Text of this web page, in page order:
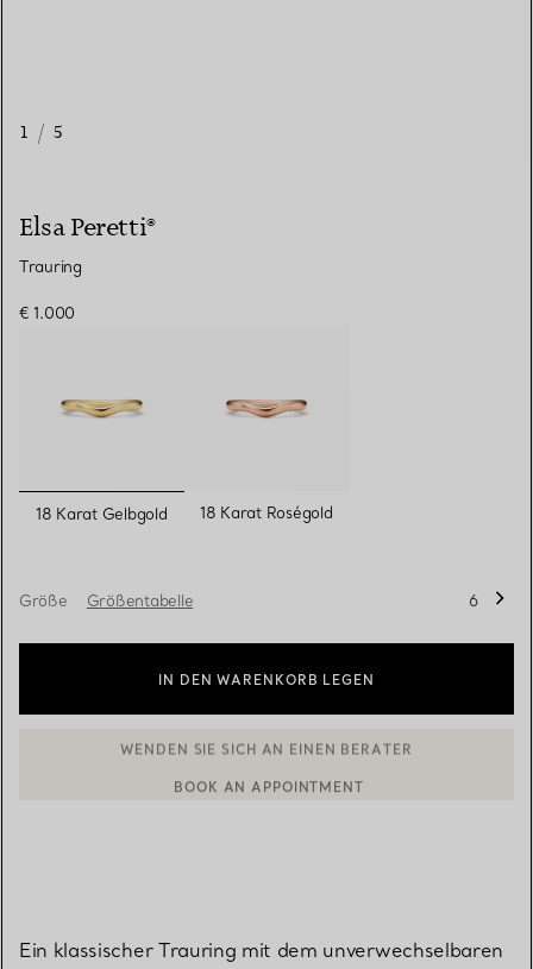
1 / 5
Elsa Peretti®
Trauring
€ 1.000
ausgewählt
18 Karat Gelbgold 18 Karat Roségold
Größe Größentabelle 6
IN DEN WARENKORB LEGEN
Ein klassischer Trauring mit dem unverwechselbaren